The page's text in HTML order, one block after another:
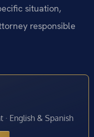
situation,
responsible
English & Spanish